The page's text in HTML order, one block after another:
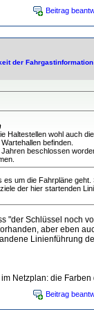
Beitrag
der
Haltestellen wohl auch
befinden.
beschlossen
es um die Fahrpläne geht.
der hier startenden
"der Schlüssel noch
aber eben
Linienführung
Netzplan: die
Beitrag